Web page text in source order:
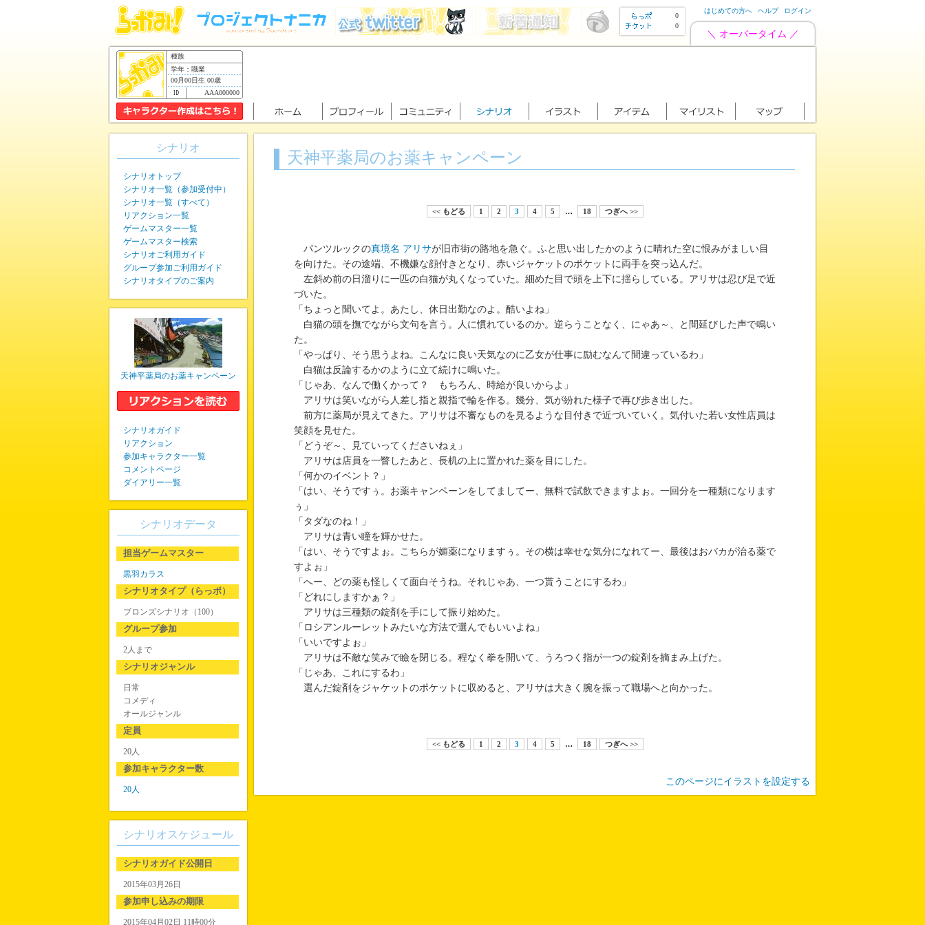
0
0
はじめての方へ ヘルプ ログイン
＼ オーバータイム ／
種族
学年：職業
00月00日生 00歳
AAA000000
天神平薬局のお薬キャンペーン
<< もどる 1 2 3 4 5 … 18 つぎへ >>
パンツルックの真境名 アリサが旧市街の路地を急ぐ。ふと思い出したかのように晴れた空に恨みがましい目
を向けた。その途端、不機嫌な顔付きとなり、赤いジャケットのポケットに両手を突っ込んだ。
左斜め前の日溜りに一匹の白猫が丸くなっていた。細めた目で頭を上下に揺らしている。アリサは忍び足で近
づいた。
「ちょっと聞いてよ。あたし、休日出勤なのよ。酷いよね」
白猫の頭を撫でながら文句を言う。人に慣れているのか。逆らうことなく、にゃあ～、と間延びした声で鳴い
た。
「やっぱり、そう思うよね。こんなに良い天気なのに乙女が仕事に励むなんて間違っているわ」
白猫は反論するかのように立て続けに鳴いた。
「じゃあ、なんで働くかって？ もちろん、時給が良いからよ」
アリサは笑いながら人差し指と親指で輪を作る。幾分、気が紛れた様子で再び歩き出した。
前方に薬局が見えてきた。アリサは不審なものを見るような目付きで近づいていく。気付いた若い女性店員は
笑顔を見せた。
「どうぞ～、見ていってくださいねぇ」
アリサは店員を一瞥したあと、長机の上に置かれた薬を目にした。
「何かのイベント？」
「はい、そうですぅ。お薬キャンペーンをしてましてー、無料で試飲できますよぉ。一回分を一種類になります
ぅ」
「タダなのね！」
アリサは青い瞳を輝かせた。
「はい、そうですよぉ。こちらが媚薬になりますぅ。その横は幸せな気分になれてー、最後はおバカが治る薬で
すよぉ」
「へー、どの薬も怪しくて面白そうね。それじゃあ、一つ貰うことにするわ」
「どれにしますかぁ？」
アリサは三種類の錠剤を手にして振り始めた。
「ロシアンルーレットみたいな方法で選んでもいいよね」
「いいですよぉ」
アリサは不敵な笑みで瞼を閉じる。程なく拳を開いて、うろつく指が一つの錠剤を摘まみ上げた。
「じゃあ、これにするわ」
選んだ錠剤をジャケットのポケットに収めると、アリサは大きく腕を振って職場へと向かった。
<< もどる 1 2 3 4 5 … 18 つぎへ >>
このページにイラストを設定する
シナリオ
シナリオトップ
シナリオ一覧（参加受付中）
シナリオ一覧（すべて）
リアクション一覧
ゲームマスター一覧
ゲームマスター検索
シナリオご利用ガイド
グループ参加ご利用ガイド
シナリオタイプのご案内
天神平薬局のお薬キャンペーン
シナリオガイド
リアクション
参加キャラクター一覧
コメントページ
ダイアリー一覧
シナリオデータ
担当ゲームマスター
黒羽カラス
シナリオタイプ（らっポ）
ブロンズシナリオ（100）
グループ参加
2人まで
シナリオジャンル
日常
コメディ
オールジャンル
定員
20人
参加キャラクター数
20人
シナリオスケジュール
シナリオガイド公開日
2015年03月26日
参加申し込みの期限
2015年04月02日 11時00分